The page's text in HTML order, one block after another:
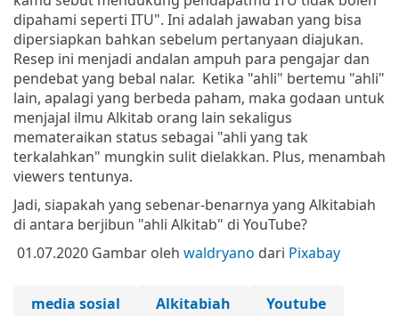
dipahami seperti ITU". Ini adalah jawaban yang bisa
dipersiapkan bahkan sebelum pertanyaan diajukan.
Resep ini menjadi andalan ampuh para pengajar dan
pendebat yang bebal nalar. Ketika "ahli" bertemu "ahli"
lain, apalagi yang berbeda paham, maka godaan untuk
menjajal ilmu Alkitab orang lain sekaligus
memateraikan status sebagai "ahli yang tak
terkalahkan" mungkin sulit dielakkan. Plus, menambah
viewers tentunya.
Jadi, siapakah yang sebenar-benarnya yang Alkitabiah
di antara berjibun "ahli Alkitab" di YouTube?
01.07.2020 Gambar oleh waldryano dari Pixabay
media sosial Alkitabiah
Youtube